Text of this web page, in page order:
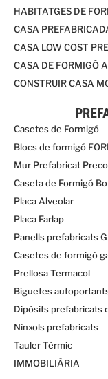
HABITATGES DE
CASA
CASA LOW COST
CASA DE FORMIGÓ
CONSTRUIR CASA
Casetes de Formigó
Blocs de formigó
Mur Prefabricat
Caseta de Formigó
Placa Alveolar
Placa Farlap
Panells prefabricats
Casetes de formigó
Prellosa Termacol
Biguetes
Dipòsits prefabricats
Nínxols prefabricats
Tauler Tèrmic
IMMOBILIÀRIA